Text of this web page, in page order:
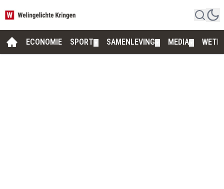
ECONOMIE SPORT SAMENLEVING MEDIA